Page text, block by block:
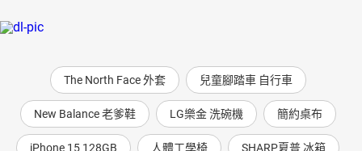
◎ 奧運城市：食物願景的成就
巴塞隆納的美食漫步：一口一步，品嘗獨特的風土
挪威大選，綠黨以剩食出奇招：北歐國家以打擊剩食、環保
訴求吸引新選民
◎ 白食族：跟消費主義說掰掰
The North Face 外套 兒童腳踏車 自行車
New Balance 老爹鞋 LG樂金 洗碗機 簡約桌布
iPhone 15 128GB 人體工學椅 SHARP夏普 冰箱